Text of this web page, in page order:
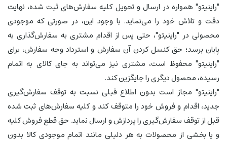
"راینیتو" همواره در ارسال و تحویل کلیه سفارش‌‏های ثبت شده، نهایت
دقت و تلاش خود را می‏‌نماید. با وجود این، در صورتی که موجودی
محصولی در "راینیتو"، حتی پس از اقدام مشتری به سفارش‌‏گذاری به
پایان برسد؛ حق کنسل کردن آن سفارش و استرداد وجه سفارش، برای
"راینیتو" محفوظ است، مشتری نیز می‏‌تواند به جای کالای به اتمام
رسیده، محصول دیگری را جایگزین کند.
"راینیتو" مجاز است بدون اطلاع قبلی نسبت به توقف سفارش‌‏گیری
جدید، اقدام و فروش خود را متوقف کند و کلیه سفارش‌‏های ثبت شده
قبل از توقف سفارش‌‏گیری را پردازش و ارسال نماید. حق قطع فروش کلیه
و یا بخشی از محصولات به هر دلیلی مانند اتمام موجودی کالا بدون